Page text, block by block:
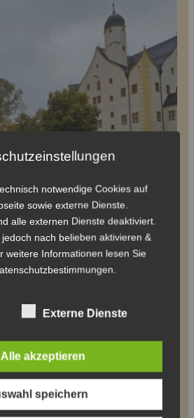
notwendige Cookies auf
sowie externe Dienste.
alle externen Dienste deaktiviert.
nach belieben aktivieren &
weitere Informationen lesen Sie
Externe Dienste
akzeptieren
speichern